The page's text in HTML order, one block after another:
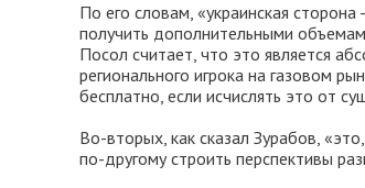
По его словам, «украинская
получить дополнительными
Посол считает, что это является
регионального игрока на газовом
бесплатно, если исчислять это от
Во-вторых, как сказал Зурабов,
по-другому строить перспективы